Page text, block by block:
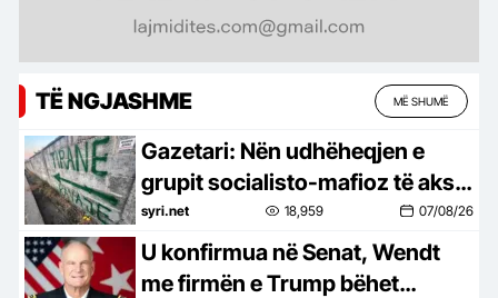
TË NGJASHME MË SHUMË
Gazetari: Nën udhëheqjen e
grupit socialisto-mafioz të aksit
Rrogozhinë-Peqin-Elbasan,
Kavaja po pushtohet
syri.net 18,959 07/08/26
U konfirmua në Senat, Wendt
me firmën e Trump bëhet